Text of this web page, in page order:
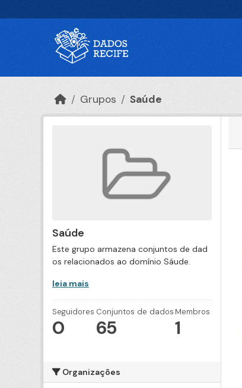
Grupos Saúde
Saúde
Este grupo armazena conjuntos de dad
os relacionados ao domínio Sáude.
leia mais
Seguidores
0
Conjuntos de dados
65
Membros
1
Organizações